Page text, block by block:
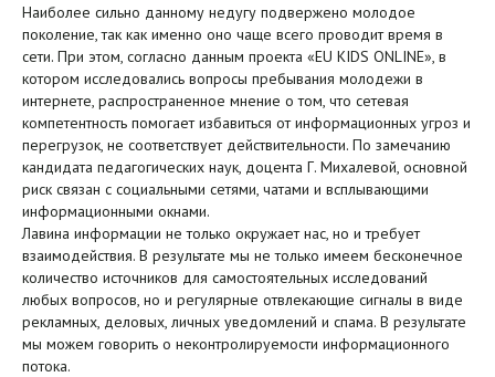
Наиболее сильно данному недугу подвержено молодое
поколение, так как именно оно чаще всего проводит время в
сети. При этом, согласно данным проекта «EU KIDS ONLINE», в
котором исследовались вопросы пребывания молодежи в
интернете, распространенное мнение о том, что сетевая
компетентность помогает избавиться от информационных угроз и
перегрузок, не соответствует действительности. По замечанию
кандидата педагогических наук, доцента Г. Михалевой, основной
риск связан с социальными сетями, чатами и всплывающими
информационными окнами.
Лавина информации не только окружает нас, но и требует
взаимодействия. В результате мы не только имеем бесконечное
количество источников для самостоятельных исследований
любых вопросов, но и регулярные отвлекающие сигналы в виде
рекламных, деловых, личных уведомлений и спама. В результате
мы можем говорить о неконтролируемости информационного
потока.